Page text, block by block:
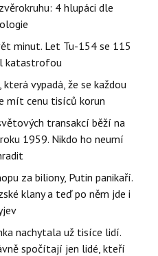
4 hlupáci dle
minut. Let Tu-154 se 115
katastrofou
vypadá, že se každou
mít cenu tisíců korun
transakcí běží na
1959. Nikdo ho neumí
za biliony, Putin panikaří.
klany a teď po něm jde i
nachytala už tisíce lidí.
spočítají jen lidé, kteří